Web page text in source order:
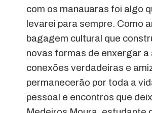
com os manauaras foi algo
levarei para sempre. Como
bagagem cultural que
novas formas de enxergar
conexões verdadeiras e
permanecerão por toda a
pessoal e encontros que